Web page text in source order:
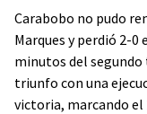
Carabobo no pudo
Marques y perdió 2-0
minutos del
triunfo con una
victoria, marcando el